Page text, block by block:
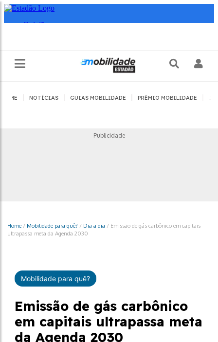
HOME NOTÍCIAS GUIAS MOBILIDADE PRÊMIO MOBILIDADE
Publicidade
Home / Mobilidade para quê? / Dia a dia / Emissão de gás carbônico em capitais
ultrapassa meta da Agenda 2030
Mobilidade para quê?
Emissão de gás carbônico
em capitais ultrapassa meta
da Agenda 2030